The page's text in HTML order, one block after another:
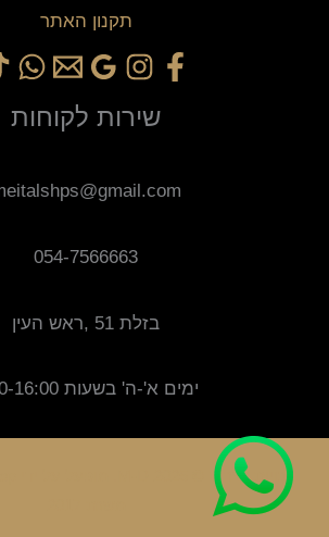
תקנון האתר
שירות לקוחות
054-7566663
בזלת 51 ,ראש העין
ימים א'-ה' בשעות 9:00-16:00